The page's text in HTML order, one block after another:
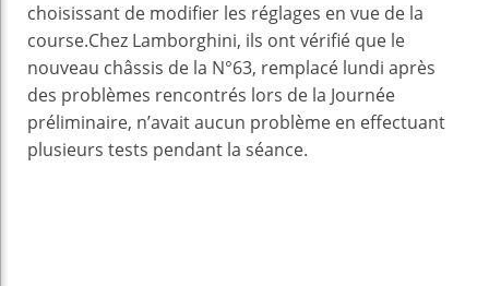
choisissant de modifier les réglages en vue de la
course.Chez Lamborghini, ils ont vérifié que le
nouveau châssis de la N°63, remplacé lundi après
des problèmes rencontrés lors de la Journée
préliminaire, n’avait aucun problème en effectuant
plusieurs tests pendant la séance.